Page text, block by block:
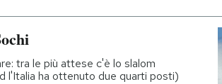
tra le più attese c'è lo slalom
l'Italia ha ottenuto due quarti posti)